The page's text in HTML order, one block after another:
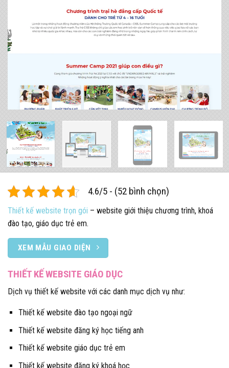
4.6/5 - (52 bình chọn)
Thiết kế website trọn gói – website giới thiệu chương trình, khoá
đào tạo, giáo dục trẻ em.
XEM MẪU GIAO DIỆN
THIẾT KẾ WEBSITE GIÁO DỤC
Dịch vụ thiết kế website với các danh mục dịch vụ như:
Thiết kế website đào tạo ngoại ngữ
Thiết kế website đăng ký học tiếng anh
Thiết kế website giáo dục trẻ em
Thiết kế website đăng ký khoá học